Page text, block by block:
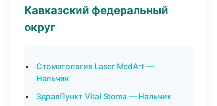
Кавказский федеральный
округ
Стоматология Laser MedArt —
Нальчик
ЗдравПункт Vital Stoma — Нальчик